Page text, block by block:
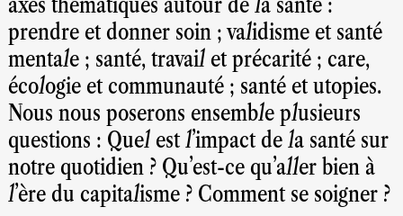
prendre et donner soin ; validisme et santé
mentale ; santé, travail et précarité ; care,
écologie et communauté ; santé et utopies.
Nous nous poserons ensemble plusieurs
questions : Quel est l'impact de la santé sur
notre quotidien ? Qu'est-ce qu'aller bien à
l'ère du capitalisme ? Comment se soigner ?